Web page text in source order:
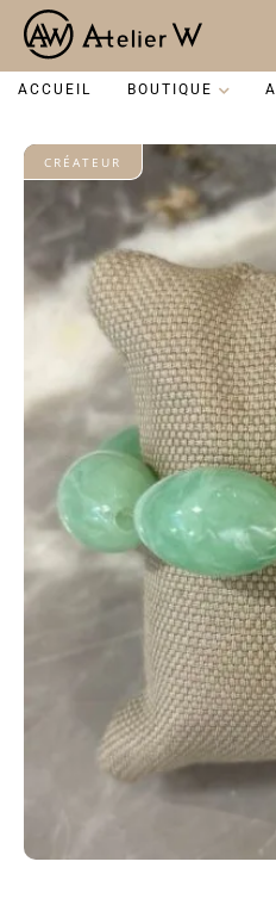
Aller
contenu
ACCUEIL BOUTIQUE
CRÉATEUR